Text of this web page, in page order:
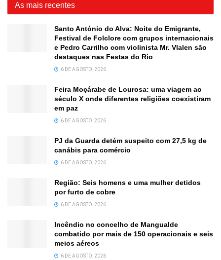
As mais recentes
Santo António do Alva: Noite do Emigrante,
Festival de Folclore com grupos internacionais
e Pedro Carrilho com violinista Mr. Vlalen são
destaques nas Festas do Rio
6 DE AGOSTO, 2026
Feira Moçárabe de Lourosa: uma viagem ao
século X onde diferentes religiões coexistiram
em paz
6 DE AGOSTO, 2026
PJ da Guarda detém suspeito com 27,5 kg de
canábis para comércio
6 DE AGOSTO, 2026
Região: Seis homens e uma mulher detidos
por furto de cobre
6 DE AGOSTO, 2026
Incêndio no concelho de Mangualde
combatido por mais de 150 operacionais e seis
meios aéreos
6 DE AGOSTO, 2026